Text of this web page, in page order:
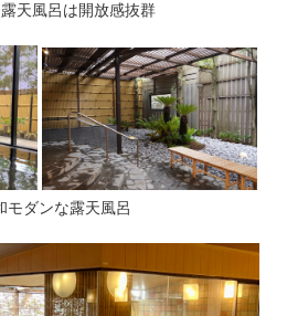
天風呂は開放感抜群
モダンな露天風呂